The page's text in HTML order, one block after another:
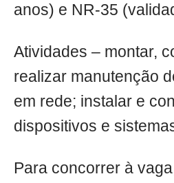
anos) e NR-35
Atividades – montar,
realizar manutenção
em rede; instalar e
dispositivos e
Para concorrer à